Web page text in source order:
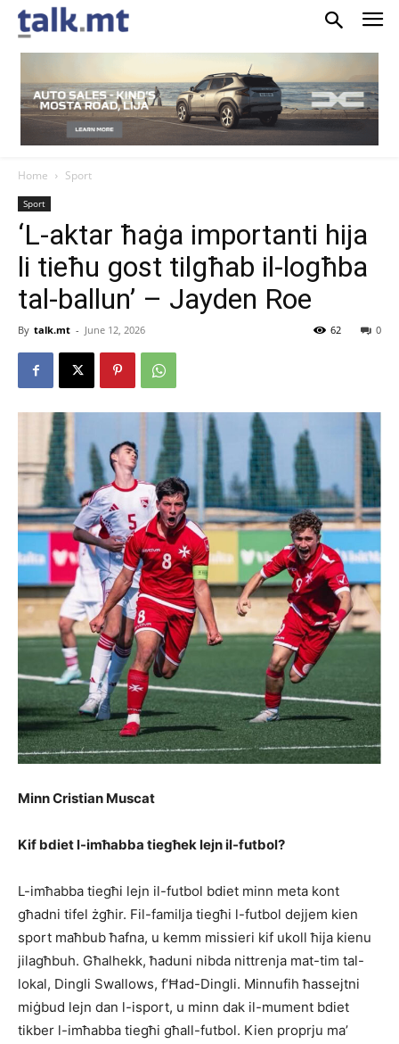
Home Sport
Sport
‘L-aktar ħaġa importanti hija
li tieħu gost tilgħab il-logħba
tal-ballun’ – Jayden Roe
By talk.mt - June 12, 2026 0
62
Minn Cristian Muscat
Kif bdiet l-imħabba tiegħek lejn il-futbol?
L-imħabba tiegħi lejn il-futbol bdiet minn meta kont
għadni tifel żgħir. Fil-familja tiegħi l-futbol dejjem kien
sport maħbub ħafna, u kemm missieri kif ukoll ħija kienu
jilagħbuh. Għalhekk, ħaduni nibda nittrenja mat-tim tal-
lokal, Dingli Swallows, f’Ħad-Dingli. Minnufih ħassejtni
miġbud lejn dan l-isport, u minn dak il-mument bdiet
tikber l-imħabba tiegħi għall-futbol. Kien proprju ma’